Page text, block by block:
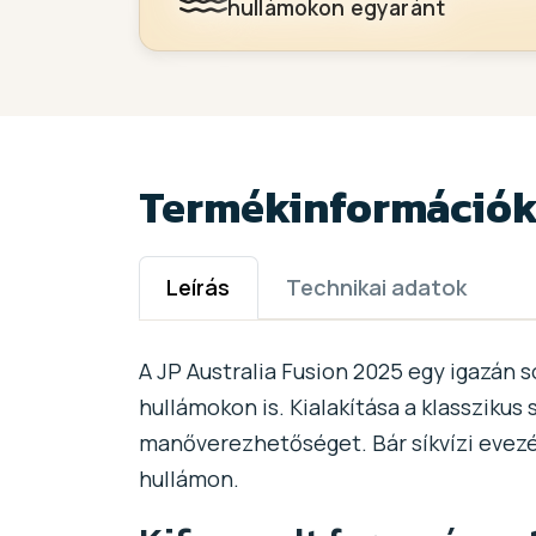
hullámokon egyaránt
Leírás Technikai adatok
A JP Australia Fusion 2025 egy
hullámokon is. Kialakítása a
manőverezhetőséget. Bár síkvízi
hullámon.